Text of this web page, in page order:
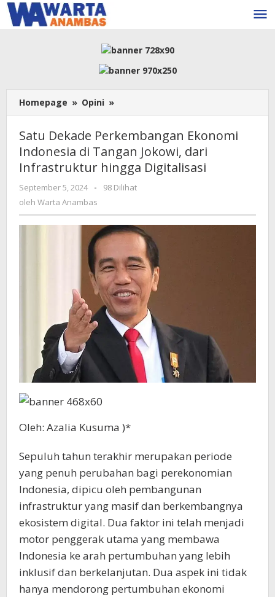
Lewati
ke
konten
Homepage » Opini »
Dekade
Ekonomi
Indonesia
di
Tangan
Jokowi,
Infrastruktur
hingga
Digitalisasi
Satu Dekade Perkembangan Ekonomi
Indonesia di Tangan Jokowi, dari
Infrastruktur hingga Digitalisasi
September 5, 2024
oleh
-
98 Dilihat
oleh Warta Anambas
Oleh: Azalia Kusuma )*
Sepuluh tahun terakhir merupakan periode
yang penuh perubahan bagi perekonomian
Indonesia, dipicu oleh pembangunan
infrastruktur yang masif dan berkembangnya
ekosistem digital. Dua faktor ini telah menjadi
motor penggerak utama yang membawa
Indonesia ke arah pertumbuhan yang lebih
inklusif dan berkelanjutan. Dua aspek ini tidak
hanya mendorong pertumbuhan ekonomi